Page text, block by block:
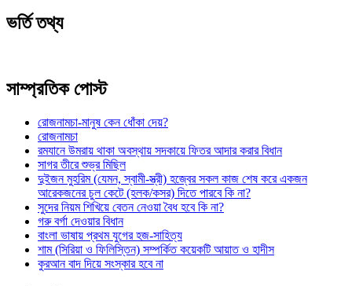
ভর্তি তথ্য
সাম্প্রতিক পোস্ট
রোজনামচা-মানুষ কেন ধোঁকা দেয়?
রোজনামচা
রমযানে উমরায় থাকা অবস্থায় সদকায়ে ফিতর আদার করার বিধান
সাগর তীরে শুভ্র মিছিল
দুইজন মুহরিম (যেমন, স্বামী-স্ত্রী) হজ্বের সকল কাজ শেষ করে একজন
আরেকজনের চুল কেটে (হলক/কসর) দিতে পারবে কি না?
সুদের নিয়ম শিখিয়ে বেতন নেওয়া বৈধ হবে কি না?
গরু বর্গা দেওয়ার বিধান
বাংলা ভাষায় প্রথম যুগের হজ-সাহিত্য
শাম (সিরিয়া ও ফিলিস্তিন) সম্পর্কিত কয়েকটি আয়াত ও হাদীস
কুরআন বাদ দিয়ে সংস্কার হবে না